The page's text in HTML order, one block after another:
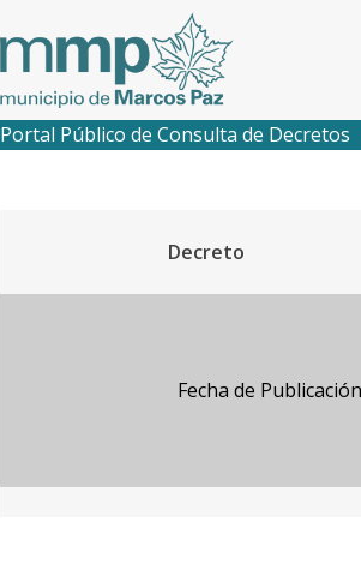
Portal Público de Consulta de Decretos
Decreto
Fecha de